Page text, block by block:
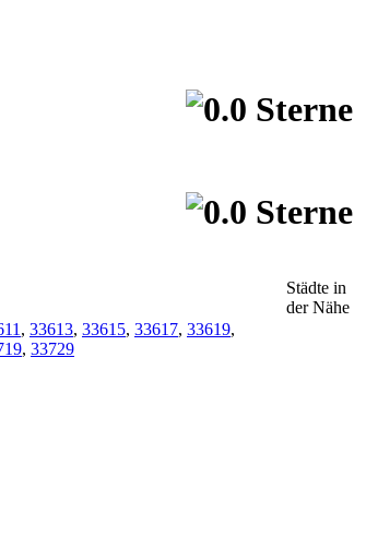
, 33613, 33615, 33617, 33619,
, 33729
Städte in
der Nähe